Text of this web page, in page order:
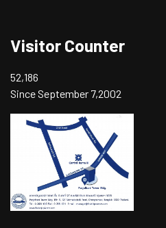
Visitor Counter
52,186
Since September 7,2002